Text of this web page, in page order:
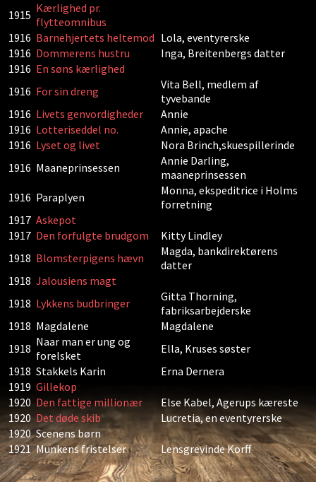
1915 Kærlighed pr.
flytteomnibus
1916 Barnehjertets heltemod Lola, eventyrerske
1916 Dommerens hustru
Inga, Breitenbergs datter
1916 En søns kærlighed
1916 For sin dreng
Vita Bell, medlem af
tyvebande
1916 Livets genvordigheder
Annie
1916 Lotteriseddel no.
Annie, apache
1916 Lyset og livet
Nora Brinch,skuespillerinde
1916 Maaneprinsessen
Annie Darling,
maaneprinsessen
1916 Paraplyen
Monna, ekspeditrice i Holms
forretning
1917 Askepot
1917 Den forfulgte brudgom
Kitty Lindley
1918 Blomsterpigens hævn
Magda, bankdirektørens
datter
1918 Jalousiens magt
1918 Lykkens budbringer
Gitta Thorning,
fabriksarbejderske
1918 Magdalene
Magdalene
1918 Naar man er ung og
forelsket
Ella, Kruses søster
1918 Stakkels Karin
Erna Dernera
1919 Gillekop
1920 Den fattige millionær
Else Kabel, Agerups kæreste
1920 Det døde skib
Lucretia, en eventyrerske
1920 Scenens børn
1921 Munkens fristelser Lensgrevinde Korff